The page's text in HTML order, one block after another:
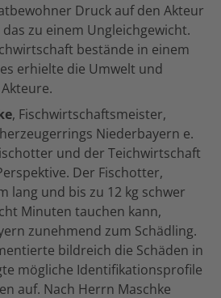
Druck auf den Akteur
zu einem Ungleichgewicht.
bestände in einem
erhielte die Umwelt und
, Fischwirtschaftsmeister,
Niederbayern e.
und der Teichwirtschaft
Der Fischotter,
lang und bis zu 12 kg schwer
Minuten tauchen kann,
zunehmend zum Schädling.
bildreich die Schäden in
mögliche Identifikationsprofile
auf. Nach Herrn Maschke